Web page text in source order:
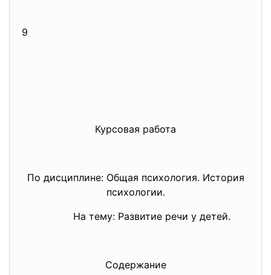
9
Курсовая работа
По дисциплине: Общая психология. История
психологии.
На тему: Развитие речи у детей.
Содержание